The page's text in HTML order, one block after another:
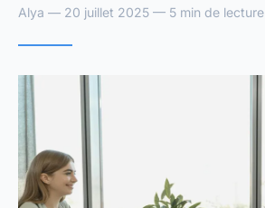
Alya — 20 juillet 2025 — 5 min de lecture